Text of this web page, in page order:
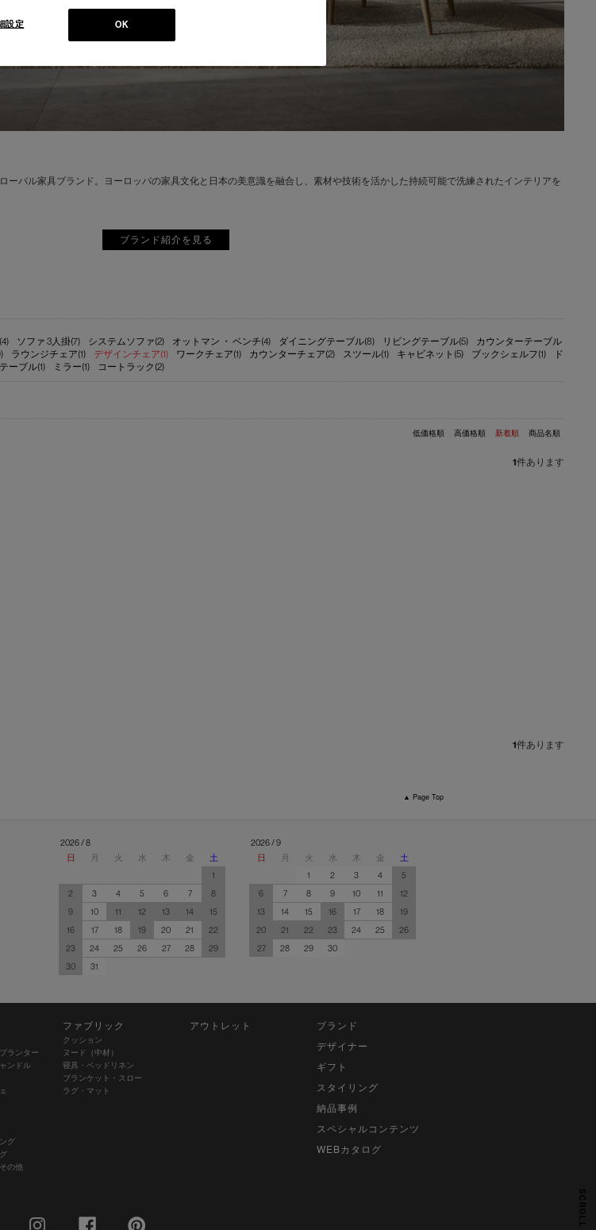
SCROLL
ローバル家具ブランド。ヨーロッパの家具文化と日本の美意識を融合し、素材や技術を活かした持続可能で洗練されたインテリアを
ブランド紹介を見る
ソファ 3人掛(7) システムソファ(2) オットマン ・ ベンチ(4) ダイニングテーブル(8) リビングテーブル(5)
カウンターテーブル
ラウンジチェア(1) デザインチェア(1) ワークチェア(1) カウンターチェア(2) スツール(1) キャビネット(5) ブックシェルフ(1)
ド
ーブル(1) ミラー(1) コートラック(2)
低価格順 高価格順 新着順 商品名順
1件あります
1件あります
▲ Page Top
2026 / 8
日
月 火 水 木 金
土
1
2
3 4 5 6 7
8
9
10 11 12 13 14
15
16
17 18 19 20 21
22
23
24 25 26 27 28
29
30
31
2026 / 9
日
月 火 水 木 金
土
1
2 3 4
5
6
7 8 9 10 11
12
13
14 15 16 17 18
19
20
21 22 23 24 25
26
27
28 29 30
ランター
ンドル
グ
の他
ファブリック
クッション
ヌード（中材）
寝具・ベッドリネン
ブランケット・スロー
ラグ・マット
アウトレット
ブランド
デザイナー
ギフト
スタイリング
納品事例
スペシャルコンテンツ
WEBカタログ
OK
設定